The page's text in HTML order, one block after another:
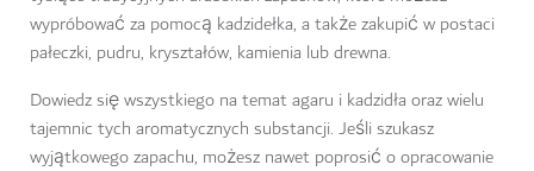
wypróbować za pomocą kadzidełka, a także zakupić w postaci
pałeczki, pudru, kryształów, kamienia lub drewna.
Dowiedz się wszystkiego na temat agaru i kadzidła oraz wielu
tajemnic tych aromatycznych substancji. Jeśli szukasz
wyjątkowego zapachu, możesz nawet poprosić o opracowanie